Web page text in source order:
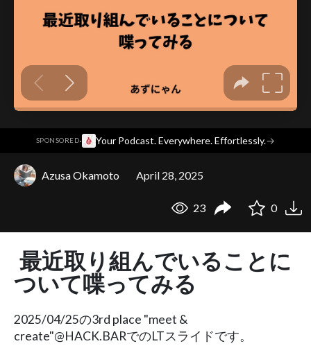
SPONSORED· Your Podcast. Everywhere. Effortlessly.→
Azusa Okamoto April 28, 2025
23 0
最近取り組んでいることに
ついて喋ってみる
2025/04/25の3rd place "meet &
create"@HACK.BARでのLTスライドです。